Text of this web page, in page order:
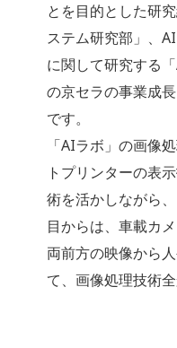
とを目的とした研
ステム研究部」、
に関して研究する
の京セラの事業成
です。
「AIラボ」の画像
トプリンターの表
術を活かしながら
目からは、車載カ
両前方の映像から
て、画像処理技術